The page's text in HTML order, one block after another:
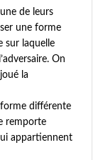
de leurs
une forme
sur laquelle
On
la
différente
remporte
appartiennent